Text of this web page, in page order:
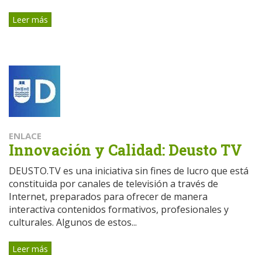
Leer más
ENLACE
Innovación y Calidad: Deusto TV
DEUSTO.TV es una iniciativa sin fines de lucro que está
constituida por canales de televisión a través de
Internet, preparados para ofrecer de manera
interactiva contenidos formativos, profesionales y
culturales. Algunos de estos...
Leer más